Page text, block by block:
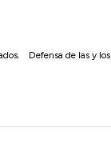
Defensa de las y